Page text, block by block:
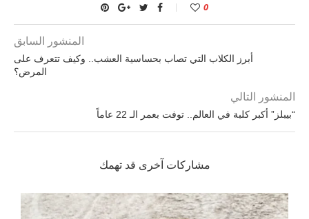
0
المنشور السابق
أبرز الكلاب التي تصاب بحساسية العشب.. وكيف تتعرف على
المرض؟
المنشور التالي
“بيبلز” أكبر كلبة في العالم.. توفت بعمر الـ 22 عاماً
مشاركات آخرى قد تهمك